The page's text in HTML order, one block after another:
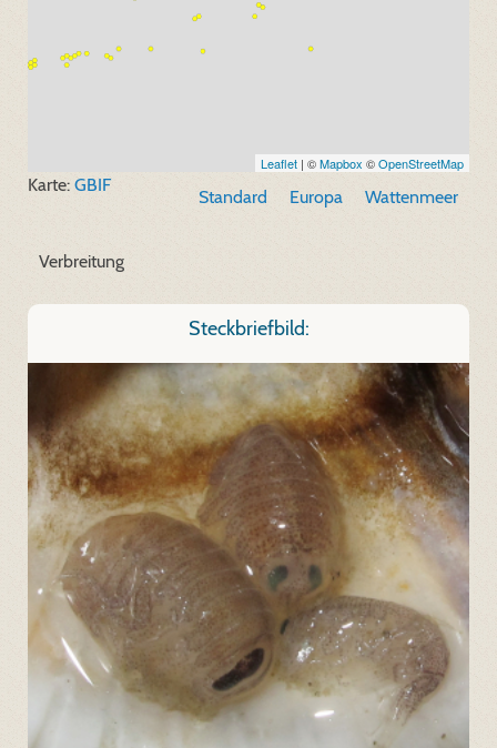
Leaflet | ©Mapbox ©OpenStreetMap
Standard Europa Wattenmeer
Karte: GBIF
Verbreitung
Steckbriefbild: